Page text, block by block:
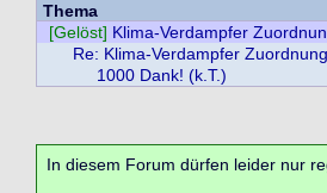
Thema
[Gelöst] Klima-Verdampfer
Re: Klima-Verdampfer
1000 Dank! (k.T.)
In diesem Forum dürfen leider nur